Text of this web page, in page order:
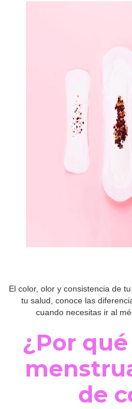
El color, olor y consistencia de
tu salud, conoce las
cuando necesitas ir al
¿Por
de